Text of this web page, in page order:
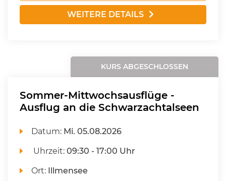
WEITERE DETAILS
KURS ABGESCHLOSSEN
Sommer-Mittwochsausflüge -
Ausflug an die Schwarzachtalseen
Datum: Mi. 05.08.2026
Uhrzeit:09:30 - 17:00 Uhr
Ort: Illmensee